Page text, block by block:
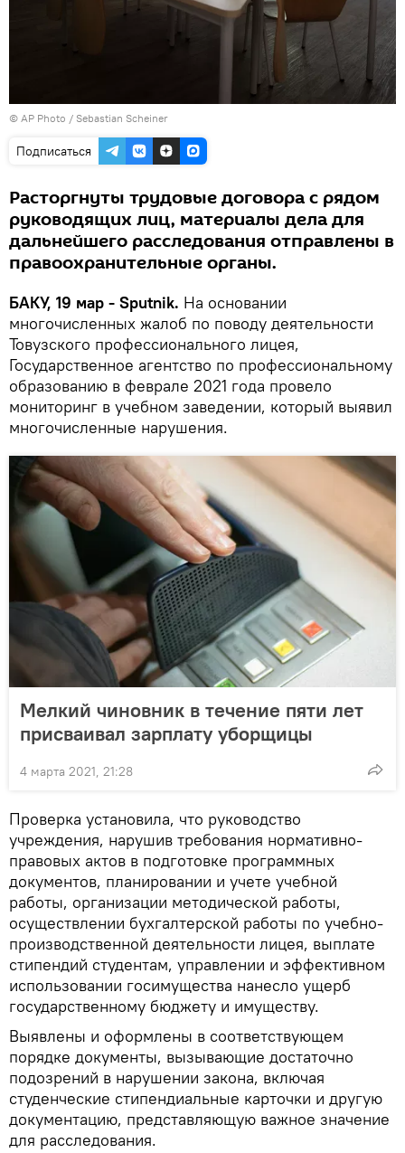
© AP Photo / Sebastian Scheiner
Подписаться
Расторгнуты трудовые договора с рядом
руководящих лиц, материалы дела для
дальнейшего расследования отправлены в
правоохранительные органы.
БАКУ, 19 мар - Sputnik. На основании
многочисленных жалоб по поводу деятельности
Товузского профессионального лицея,
Государственное агентство по профессиональному
образованию в феврале 2021 года провело
мониторинг в учебном заведении, который выявил
многочисленные нарушения.
Мелкий чиновник в течение пяти лет
присваивал зарплату уборщицы
4 марта 2021, 21:28
Проверка установила, что руководство
учреждения, нарушив требования нормативно-
правовых актов в подготовке программных
документов, планировании и учете учебной
работы, организации методической работы,
осуществлении бухгалтерской работы по учебно-
производственной деятельности лицея, выплате
стипендий студентам, управлении и эффективном
использовании госимущества нанесло ущерб
государственному бюджету и имуществу.
Выявлены и оформлены в соответствующем
порядке документы, вызывающие достаточно
подозрений в нарушении закона, включая
студенческие стипендиальные карточки и другую
документацию, представляющую важное значение
для расследования.